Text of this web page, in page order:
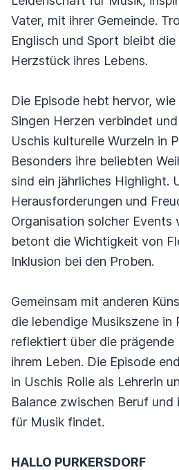
Vater, mit ihrer Gemeinde.
Englisch und Sport bleibt die
Herzstück ihres Lebens.
Die Episode hebt hervor, wie
Singen Herzen verbindet
Uschis kulturelle Wurzeln in
Besonders ihre beliebten
sind ein jährliches Highlight.
Herausforderungen und
Organisation solcher Events
betont die Wichtigkeit von
Inklusion bei den Proben.
Gemeinsam mit anderen
die lebendige Musikszene in
reflektiert über die prägende
ihrem Leben. Die Episode
in Uschis Rolle als Lehrerin
Balance zwischen Beruf und
für Musik findet.
HALLO PURKERSDORF